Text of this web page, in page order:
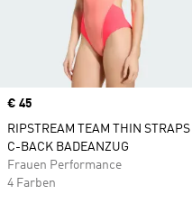
Price
€ 45
RIPSTREAM TEAM THIN STRAPS
C-BACK BADEANZUG
Frauen Performance
4 Farben